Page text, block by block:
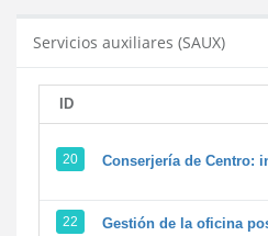
Servicios auxiliares (SAUX)
ID
20 Conserjería de Centro:
22 Gestión de la oficina